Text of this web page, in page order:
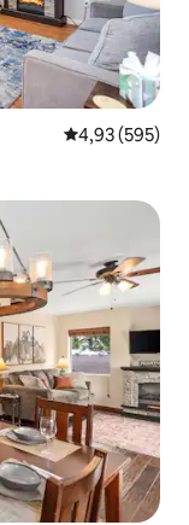
Keskmine
4,93 (595)